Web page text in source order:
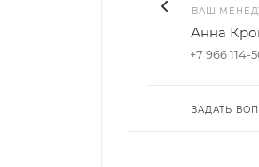
ВАШ
Анна
+7 966 114-
ЗАДАТЬ